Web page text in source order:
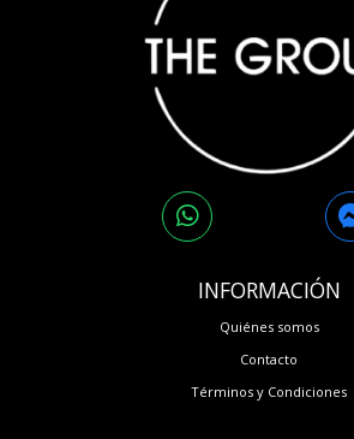
INFORMACIÓN
Quiénes somos
Contacto
Términos y Condiciones